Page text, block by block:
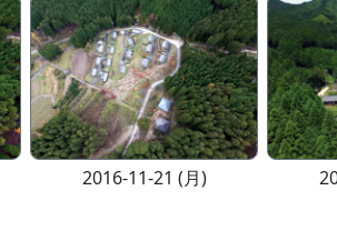
2016-11-21 (月)